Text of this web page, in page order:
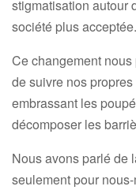
stigmatisation autour
société plus acceptée.
Ce changement
de suivre nos
embrassant les
décomposer les
Nous avons parlé de
seulement pour